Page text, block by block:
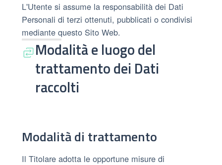
L'Utente si assume la responsabilità dei Dati
Personali di terzi ottenuti, pubblicati o condivisi
mediante questo Sito Web.
Modalità e luogo del
trattamento dei Dati
raccolti
Modalità di trattamento
Il Titolare adotta le opportune misure di